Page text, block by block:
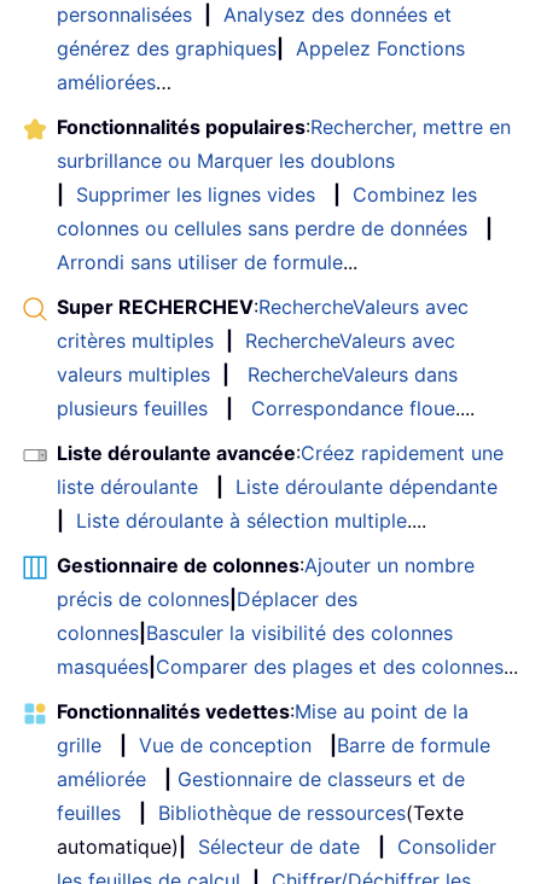
personnalisées
Analysez des données et
générez des graphiques
Appelez Fonctions
améliorées…
Fonctionnalités populaires:Rechercher, mettre en
surbrillance ou Marquer les doublons
Supprimer les lignes vides
Combinez les
colonnes ou cellules sans perdre de données
Arrondi sans utiliser de formule...
Super RECHERCHEV:RechercheValeurs avec
critères multiples
RechercheValeurs avec
valeurs multiples
RechercheValeurs dans
plusieurs feuilles
Correspondance floue....
Liste déroulante avancée:Créez rapidement une
liste déroulante
Liste déroulante dépendante
Liste déroulante à sélection multiple....
Gestionnaire de colonnes:Ajouter un nombre
précis de colonnes Déplacer des
colonnes Basculer la visibilité des colonnes
masquées Comparer des plages et des colonnes...
Fonctionnalités vedettes:Mise au point de la
grille
Vue de conception
Barre de formule
améliorée
Gestionnaire de classeurs et de
feuilles
Bibliothèque de ressources(Texte
automatique)
Sélecteur de date
Consolider